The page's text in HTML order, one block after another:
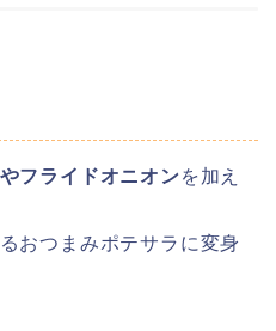
フライドオニオンを加え
おつまみポテサラに変身